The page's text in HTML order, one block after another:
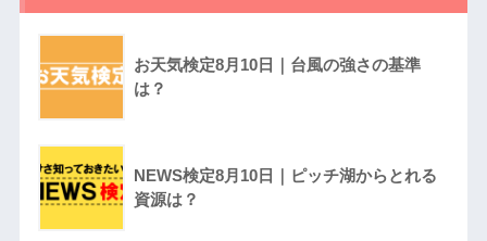
お天気検定8月10日｜台風の強さの基準
は？
NEWS検定8月10日｜ピッチ湖からとれる
資源は？